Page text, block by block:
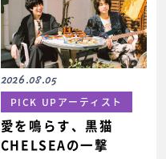
2026.08.05
PICK UPアーティスト
愛を鳴らす、黒猫
CHELSEAの一撃